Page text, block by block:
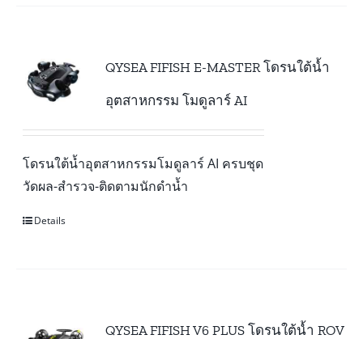
QYSEA FIFISH E-MASTER โดรนใต้น้ำ
อุตสาหกรรม โมดูลาร์ AI
โดรนใต้น้ำอุตสาหกรรมโมดูลาร์ AI ครบชุด
วัดผล-สำรวจ-ติดตามนักดำน้ำ
Details
QYSEA FIFISH V6 PLUS โดรนใต้น้ำ ROV